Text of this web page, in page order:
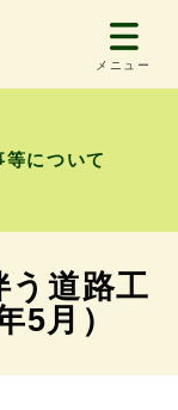
メニュー
について
う道路工
5月）